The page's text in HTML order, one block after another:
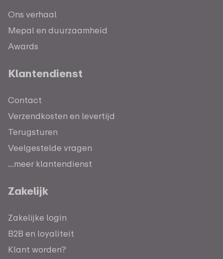
Ons verhaal
Mepal en duurzaamheid
Awards
Klantendienst
Contact
Verzendkosten en levertijd
Terugsturen
Veelgestelde vragen
...meer klantendienst
Zakelijk
Zakelijke login
B2B en loyaliteit
Klant worden?